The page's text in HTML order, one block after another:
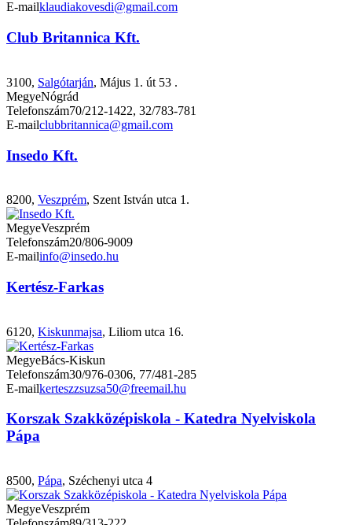
E-mailklaudiakovesdi@gmail.com
Club Britannica Kft.
3100, Salgótarján, Május 1. út 53 .
MegyeNógrád
Telefonszám70/212-1422, 32/783-781
E-mailclubbritannica@gmail.com
Insedo Kft.
8200, Veszprém, Szent István utca 1.
MegyeVeszprém
Telefonszám20/806-9009
E-mailinfo@insedo.hu
Kertész-Farkas
6120, Kiskunmajsa, Liliom utca 16.
MegyeBács-Kiskun
Telefonszám30/976-0306, 77/481-285
E-mailkerteszzsuzsa50@freemail.hu
Korszak Szakközépiskola - Katedra Nyelviskola
Pápa
8500, Pápa, Széchenyi utca 4
MegyeVeszprém